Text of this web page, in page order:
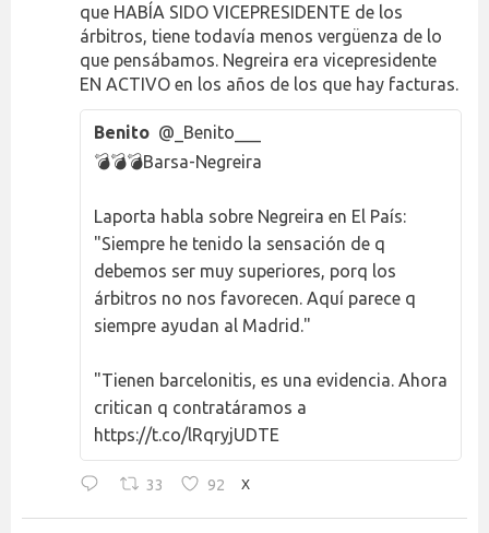
que HABÍA SIDO VICEPRESIDENTE de los
árbitros, tiene todavía menos vergüenza de lo
que pensábamos. Negreira era vicepresidente
EN ACTIVO en los años de los que hay facturas.
Benito @_Benito___
💣💣💣Barsa-Negreira
Laporta habla sobre Negreira en El País:
"Siempre he tenido la sensación de q
debemos ser muy superiores, porq los
árbitros no nos favorecen. Aquí parece q
siempre ayudan al Madrid."
"Tienen barcelonitis, es una evidencia. Ahora
critican q contratáramos a
https://t.co/lRqryjUDTE
33 92 X